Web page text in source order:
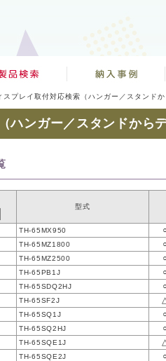
スプレイ取付対応検索（ハンガー／スタンドか
ハンガー／スタンドから
型式
TH-65MX950
TH-65MZ1800
TH-65MZ2500
TH-65PB1J
TH-65SDQ2HJ
TH-65SF2J
TH-65SQ1J
TH-65SQ2HJ
TH-65SQE1J
TH-65SQE2J